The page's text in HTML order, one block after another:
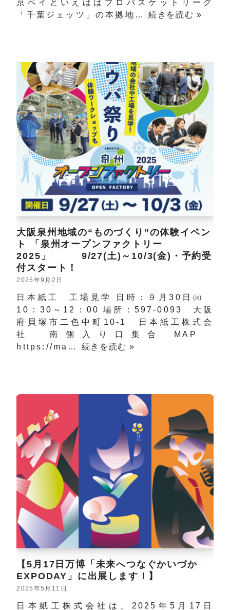
京ベイといえばはプロバスケットリーグ
「千葉ジェッツ」の本拠地…続きを読む »
大阪泉州地域の“ものづくり”の体験イベン
ト 「泉州オープンファクトリー
2025」 9/27(土)～10/3(金)・予約受
付スタート！
2025年9月2日
日本紙工 工場見学 日時：９月30日㈫
10：30～12：00 場所：597-0093 大阪
府貝塚市二色中町10-1 日本紙工株式会
社 南側入り口集合 MAP
https://ma… 続きを読む »
【5月17日万博「未来へつなぐかいづか
EXPODAY」に出展します！】
2025年5月11日
日本紙工株式会社は、2025年5月17日